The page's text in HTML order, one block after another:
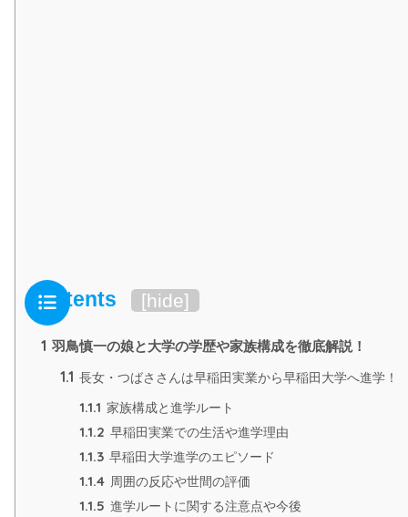
Contents [hide]
1 羽鳥慎一の娘と大学の学歴や家族構成を徹底解説！
1.1 長女・つばささんは早稲田実業から早稲田大学へ進学！
1.1.1 家族構成と進学ルート
1.1.2 早稲田実業での生活や進学理由
1.1.3 早稲田大学進学のエピソード
1.1.4 周囲の反応や世間の評価
1.1.5 進学ルートに関する注意点や今後